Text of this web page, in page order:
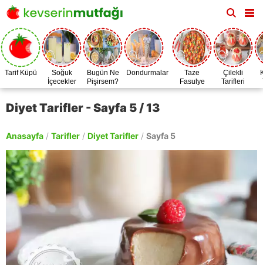
Tarif Küpü
Soğuk
İçecekler
Bugün Ne
Pişirsem?
Dondurmalar
Taze
Fasulye
Zamanı
Çilekli
Tarifleri
Diyet Tarifler - Sayfa 5 / 13
Anasayfa / Tarifler / Diyet Tarifler / Sayfa 5